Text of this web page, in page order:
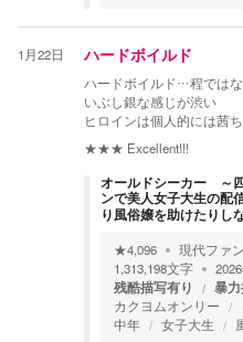
1月22日 ハードボイルド
ハードボイルド…程では
いぶし銀な感じが渋い
ヒロインは個人的には茜
★★★ Excellent!!!
オールドシーカー ～
ンで美人女子大生の配
り風俗嬢を助けたりし
★4,096 現代ファ
1,313,198文字
残酷描写有り 暴
カクヨムオンリー
中年
女子大生